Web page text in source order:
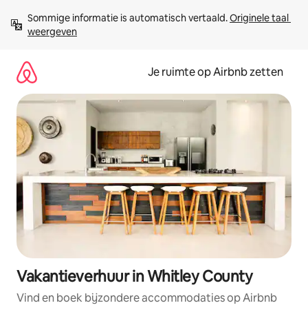
direct
naar
Sommige informatie is automatisch vertaald. Originele taal
weergeven
Je ruimte op Airbnb zetten
Vakantieverhuur in Whitley County
Vind en boek bijzondere accommodaties op Airbnb